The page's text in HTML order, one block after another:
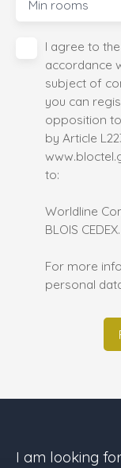
Min rooms
I agree to
accordance
subject of
you can
opposition
by Article
to:
Worldline
BLOIS CEDEX.
For more
personal
I am looking